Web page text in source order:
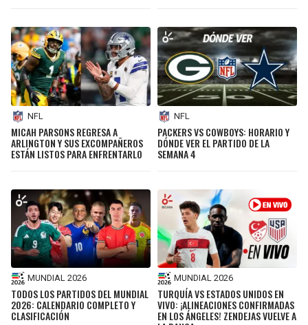
NFL
MICAH PARSONS REGRESA A
ARLINGTON Y SUS EXCOMPAÑEROS
ESTÁN LISTOS PARA ENFRENTARLO
NFL
PACKERS VS COWBOYS: HORARIO Y
DÓNDE VER EL PARTIDO DE LA
SEMANA 4
MUNDIAL 2026
TODOS LOS PARTIDOS DEL MUNDIAL
2026: CALENDARIO COMPLETO Y
CLASIFICACIÓN
MUNDIAL 2026
TURQUÍA VS ESTADOS UNIDOS EN
VIVO: ¡ALINEACIONES CONFIRMADAS
EN LOS ÁNGELES! ZENDEJAS VUELVE A